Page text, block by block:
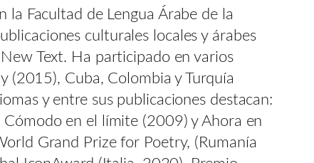
la Facultad de Lengua Árabe de la
culturales locales y árabes
Text. Ha participado en varios
(2015), Cuba, Colombia y Turquía
y entre sus publicaciones destacan:
en el límite (2009) y Ahora en
Grand Prize for Poetry, (Rumanía